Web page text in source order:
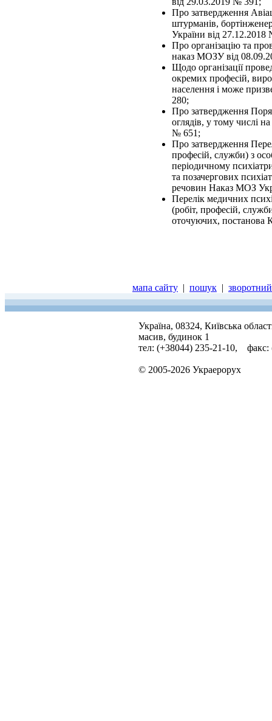
Про затвердження
штурманів,
України від
Про організацію та
наказ МОЗУ від
Щодо організації
окремих професій,
населення і може
280;
Про затвердження
оглядів, у тому числі
№ 651;
Про затвердження
професій, служби) з
періодичному
та позачергових
речовин Наказ МОЗ
Перелік медичних
(робіт, професій,
оточуючих,
мапа сайту | пошук |
Україна, 08324, Київська
масив, будинок 1
тел: (+38044) 235-21-10, факс:
© 2005-2026 Украерорух